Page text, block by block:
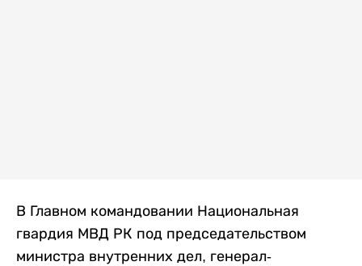
В Главном командовании Национальная
гвардия МВД РК под председательством
министра внутренних дел, генерал-